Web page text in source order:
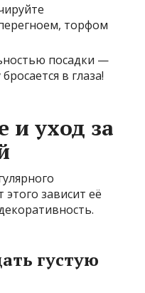
торфом
посадки —
в глаза!
уход за
зависит её
густую